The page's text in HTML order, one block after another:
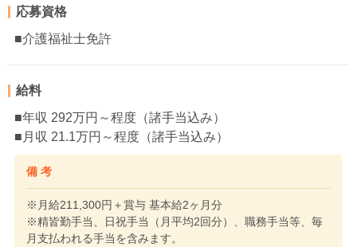
応募資格
■介護福祉士免許
給料
■年収 292万円～程度（諸手当込み）
■月収 21.1万円～程度（諸手当込み）
備 考
※月給211,300円＋賞与 基本給2ヶ月分
※精皆勤手当、日祝手当（月平均2回分）、職務手当等、毎
月支払われる手当を含みます。